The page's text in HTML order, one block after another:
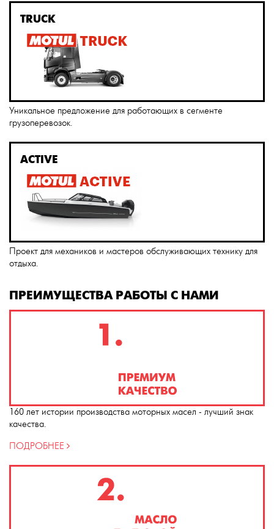
TRUCK
Уникальное предложение для работающих в сегменте
грузоперевозок.
ACTIVE
Проект для механиков и мастеров обслуживающих технику для
отдыха.
ПРЕИМУЩЕСТВА РАБОТЫ С НАМИ
160 лет истории производства моторных масел - лучший знак
качества.
ПОДРОБНЕЕ